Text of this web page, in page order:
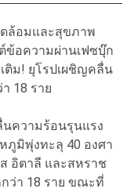
ล้อมและสุขภาพ
ข้อความผ่านเฟซบุ๊ก
ติม! ยุโรปเผชิญคลื่น
18 ราย
นความร้อนรุนแรง
ภูมิพุ่งทะลุ 40 องศา
อิตาลี และสหราช
ว่า 18 ราย ขณะที่